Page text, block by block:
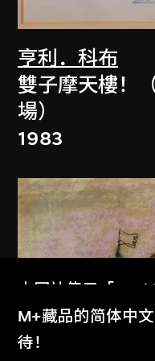
亨利．科布
雙子摩天樓！
場）
1983
本网站使用「
体验。
了解更多
M+藏品的简体中
待！